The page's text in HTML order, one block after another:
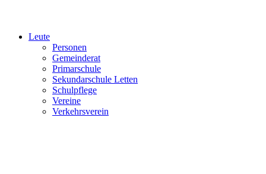
Leute
Personen
Gemeinderat
Primarschule
Sekundarschule Letten
Schulpflege
Vereine
Verkehrsverein